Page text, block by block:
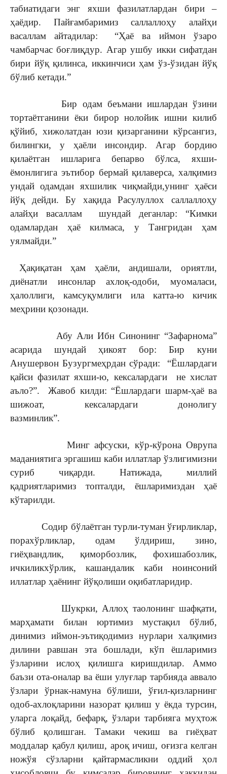
табиатидаги энг яхши фазилатлардан бири –
ҳаёдир. Пайғамбаримиз саллаллоҳу алайҳи
васаллам айтадилар: “Ҳаё ва иймон ўзаро
чамбарчас боғлиқдур. Агар ушбу икки сифатдан
бири йўқ қилинса, иккинчиси ҳам ўз-ўзидан йўқ
бўлиб кетади.”
Бир одам беъмани ишлардан ўзини
тортаётганини ёки бирор нолойик ишни килиб
қўйиб, хижолатдан юзи қизарганини кўрсангиз,
билингки, у ҳаёли инсондир. Агар бордию
қилаётган ишларига бепарво бўлса, яхши-
ёмонлигига эътибор бермай қилаверса, халқимиз
ундай одамдан яхшилик чиқмайди,унинг ҳаёси
йўқ дейди. Бу хақида Расулуллох саллаллоҳу
алайҳи васаллам шундай деганлар: “Кимки
одамлардан ҳаё килмаса, у Тангридан ҳам
уялмайди.”
Ҳақиқатан ҳам ҳаёли, андишали, ориятли,
диёнатли инсонлар ахлоқ-одоби, муомаласи,
ҳалоллиги, камсуқумлиги ила катта-ю кичик
меҳрини қозонади.
Абу Али Ибн Синонинг “Зафарнома”
асарида шундай ҳикоят бор: Бир куни
Анушервон Бузургмеҳрдан сўради: “Ёшлардаги
қайси фазилат яхши-ю, кексалардаги не хислат
аъло?”. Жавоб килди: “Ёшлардаги шарм-ҳаё ва
шижоат, кексалардаги донолигу
вазминлик”.
Минг афсуски, кўр-кўрона Оврупа
маданиятига эргашиш каби иллатлар ўзлигимизни
суриб чиқарди. Натижада, миллий
қадриятларимиз топталди, ёшларимиздан ҳаё
кўтарилди.
Содир бўлаётган турли-туман ўғирликлар,
порахўрликлар, одам ўлдириш, зино,
гиёҳвандлик, қиморбозлик, фохишабозлик,
ичкиликхўрлик, кашандалик каби ноинсоний
иллатлар ҳаёнинг йўқолиши оқибатларидир.
Шукрки, Аллоҳ таолонинг шафқати,
марҳамати билан юртимиз мустақил бўлиб,
динимиз иймон-эътиқодимиз нурлари халқимиз
дилини равшан эта бошлади, кўп ёшларимиз
ўзларини ислоҳ қилишга киришдилар. Аммо
баъзи ота-оналар ва ёши улуғлар тарбияда аввало
ўзлари ўрнак-намуна бўлиши, ўғил-қизларнинг
одоб-ахлоқларини назорат қилиш у ёкда турсин,
уларга лоқайд, бефарқ, ўзлари тарбияга муҳтож
бўлиб қолишган. Тамаки чекиш ва гиёҳват
моддалар қабул қилиш, ароқ ичиш, оғизга келган
ножўя сўзларни қайтармасликни оддий ҳол